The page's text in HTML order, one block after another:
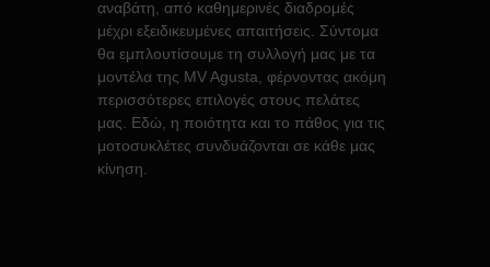
αναβάτη, από καθημερινές διαδρομές
μέχρι εξειδικευμένες απαιτήσεις. Σύντομα
θα εμπλουτίσουμε τη συλλογή μας με τα
μοντέλα της MV Agusta, φέρνοντας ακόμη
περισσότερες επιλογές στους πελάτες
μας. Εδώ, η ποιότητα και το πάθος για τις
μοτοσυκλέτες συνδυάζονται σε κάθε μας
κίνηση.